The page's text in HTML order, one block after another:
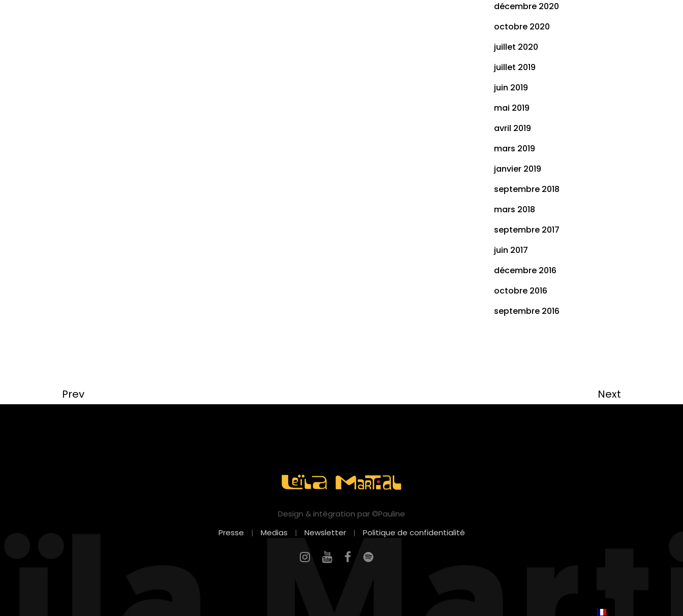
décembre 2020
octobre 2020
juillet 2020
juillet 2019
juin 2019
mai 2019
avril 2019
mars 2019
janvier 2019
septembre 2018
mars 2018
septembre 2017
juin 2017
décembre 2016
octobre 2016
septembre 2016
Prev Next
Design & intégration par ©Pauline
Presse
| Medias | Newsletter | Politique de confidentialité